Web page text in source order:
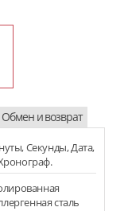
Обмен и возврат
Cекунды, Дата,
сталь